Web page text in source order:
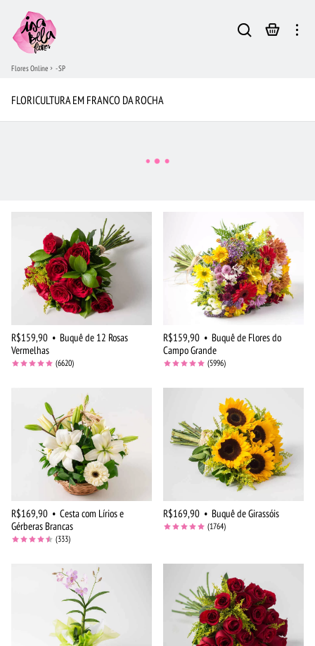
Flores Online - SP
FLORICULTURA EM FRANCO DA ROCHA
R$159,90 • Buquê de 12 Rosas
Vermelhas
(6620)
R$159,90 • Buquê de Flores do
Campo Grande
(5996)
R$169,90 • Cesta com Lírios e
Gérberas Brancas
(333)
R$169,90 • Buquê de Girassóis
(1764)